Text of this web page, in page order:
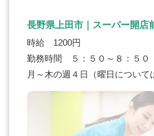
長野県上田市｜スーパー開
時給 1200円
勤務時間 ５：５０～８：５０
月～木の週４日（曜日について